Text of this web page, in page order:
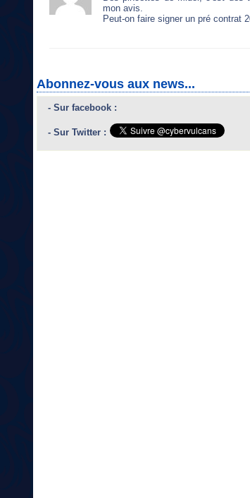
mon avis.
Peut-on faire signer un pré contrat
Abonnez-vous aux news...
- Sur facebook :
- Sur Twitter :